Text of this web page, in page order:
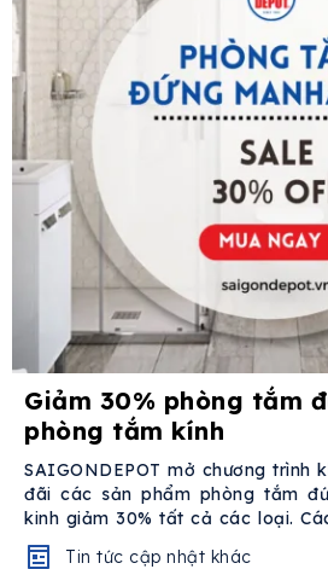
Giảm 30% phòng tắm
phòng tắm kính
SAIGONDEPOT mở chương trình
đãi các sản phẩm phòng tắm
kinh giảm 30% tất cả các loại.
chọn lọc kỹ lưỡng...
Tin tức cập nhật khác